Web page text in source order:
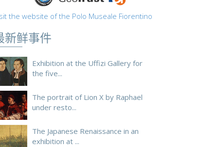
the website of the Polo Museale Fiorentino
新鲜事件
Exhibition at the Uffizi Gallery for
the five...
The portrait of Lion X by Raphael
under resto...
The Japanese Renaissance in an
exhibition at ...